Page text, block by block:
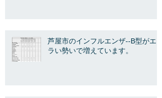
芦屋市のインフルエンザ--B型がエ
ラい勢いで増えています。